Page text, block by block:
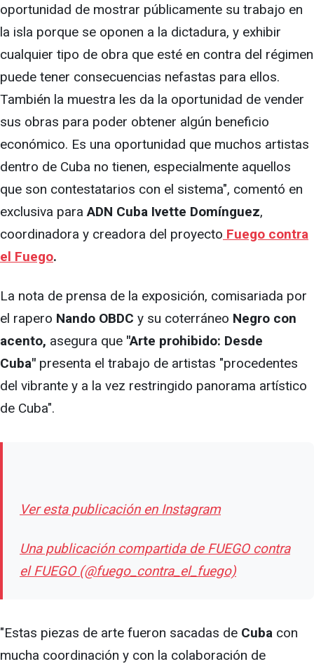
oportunidad de mostrar públicamente su trabajo en
la isla porque se oponen a la dictadura, y exhibir
cualquier tipo de obra que esté en contra del régimen
puede tener consecuencias nefastas para ellos.
También la muestra les da la oportunidad de vender
sus obras para poder obtener algún beneficio
económico. Es una oportunidad que muchos artistas
dentro de Cuba no tienen, especialmente aquellos
que son contestatarios con el sistema", comentó en
exclusiva paraADN Cuba Ivette Domínguez,
coordinadora y creadora del proyecto Fuego contra
el Fuego.
La nota de prensa de la exposición, comisariada por
el rapero Nando OBDC y su coterráneo Negro con
acento, asegura que "Arte prohibido: Desde
Cuba" presenta el trabajo de artistas "procedentes
del vibrante y a la vez restringido panorama artístico
de Cuba".
Ver esta publicación en Instagram
Una publicación compartida de FUEGO contra
el FUEGO (@fuego_contra_el_fuego)
"Estas piezas de arte fueron sacadas de Cuba con
mucha coordinación y con la colaboración de